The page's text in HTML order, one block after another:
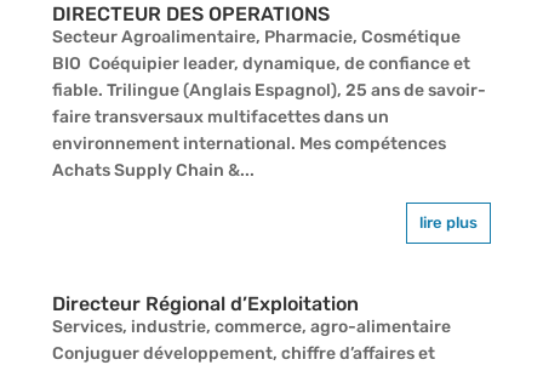
DIRECTEUR DES OPERATIONS
Secteur Agroalimentaire, Pharmacie, Cosmétique
BIO Coéquipier leader, dynamique, de confiance et
fiable. Trilingue (Anglais Espagnol), 25 ans de savoir-
faire transversaux multifacettes dans un
environnement international. Mes compétences
Achats Supply Chain &...
lire plus
Directeur Régional d’Exploitation
Services, industrie, commerce, agro-alimentaire
Conjuguer développement, chiffre d’affaires et